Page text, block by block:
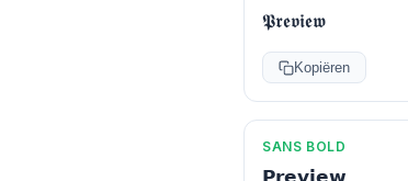
𝕻𝖗𝖊𝖛𝖎𝖊𝖜
Kopiëren
SANS BOLD
𝗣𝗿𝗲𝘃𝗶𝗲𝘄